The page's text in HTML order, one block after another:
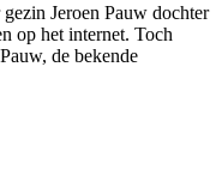
Jeroen Pauw dochter
op het internet. Toch
de bekende